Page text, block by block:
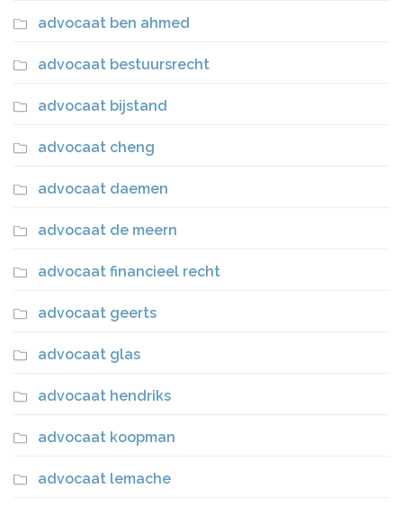
advocaat ben ahmed
advocaat bestuursrecht
advocaat bijstand
advocaat cheng
advocaat daemen
advocaat de meern
advocaat financieel recht
advocaat geerts
advocaat glas
advocaat hendriks
advocaat koopman
advocaat lemache